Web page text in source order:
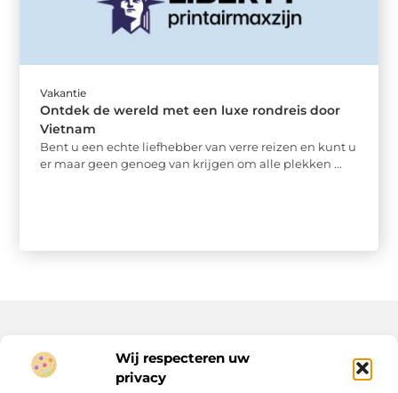
Wij respecteren uw
privacy
Vakantie
Ontdek de wereld met een luxe rondreis door
Vietnam
Bent u een echte liefhebber van verre reizen en kunt u
er maar geen genoeg van krijgen om alle plekken ...
Onze informatie